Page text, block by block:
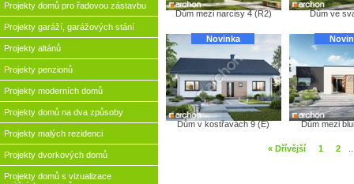
Projekty domů pro řadovou zástavbu
Projekty garáží, garážových stání
Projekty altánů
Projekty penzionů
Projekty moderních domů
Projekty domů na dva způsoby
Projekty malých rezidenci
Projekty dvorkových domů
Projekty domů s vizualizace
Dům mezi narcisy 4 (R2) Dům ve
Novinka
Dům v kostřavách 9 (E) Dům mezi
« Dřívější 1 2